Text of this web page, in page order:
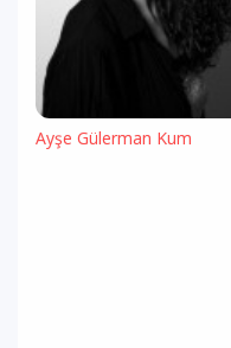
Ayşe Gülerman Kum